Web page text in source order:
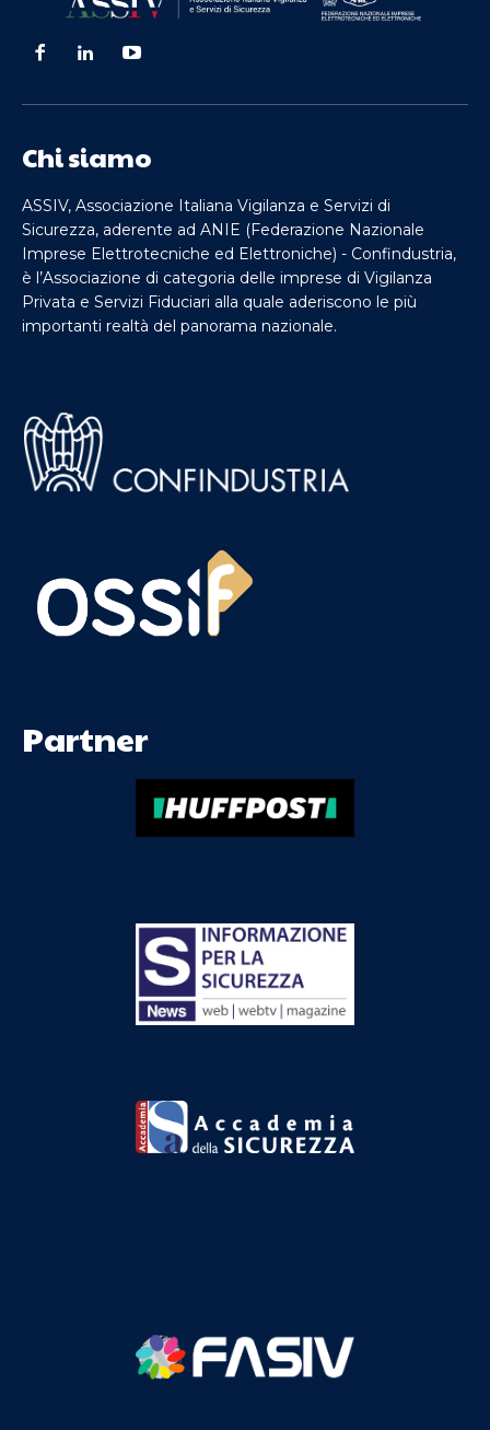
Chi siamo
ASSIV, Associazione Italiana Vigilanza e Servizi di
Sicurezza, aderente ad ANIE (Federazione Nazionale
Imprese Elettrotecniche ed Elettroniche) - Confindustria,
è l’Associazione di categoria delle imprese di Vigilanza
Privata e Servizi Fiduciari alla quale aderiscono le più
importanti realtà del panorama nazionale.
Partner